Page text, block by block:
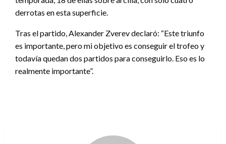
derrotas en esta superficie.
Tras el partido, Alexander Zverev declaró: “Este triunfo
es importante, pero mi objetivo es conseguir el trofeo y
todavía quedan dos partidos para conseguirlo. Eso es lo
realmente importante”.